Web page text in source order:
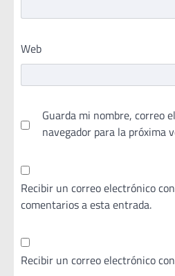
Web
Guarda mi nombre, correo
navegador para la próxima
Recibir un correo electrónico
comentarios a esta entrada.
Recibir un correo electrónico